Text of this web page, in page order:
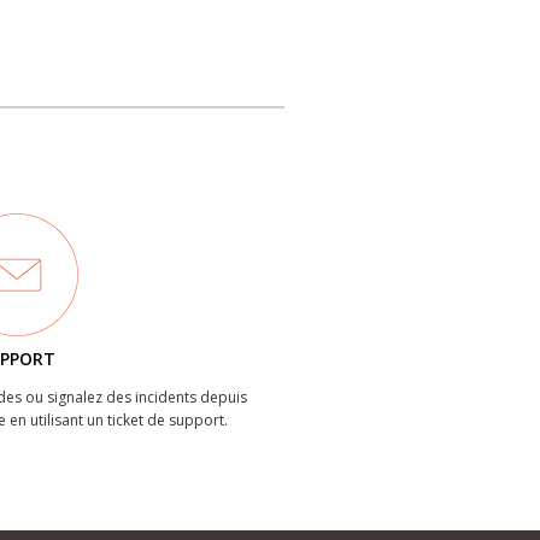
ou signalez des incidents depuis
en utilisant un ticket de support.